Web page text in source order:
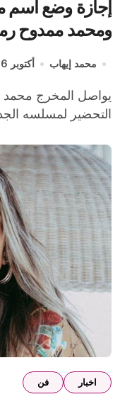
إجازة وضع اسم
ومحمد ممدوح
محمد إيهاب أكتوبر 16, 2023
يواصل المخرج محمد شاكر خضير في الفترة الحالية
التحضير لمسلسه
اخبار فن